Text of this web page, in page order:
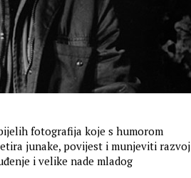
fotografija koje s humorom
junake, povijest i munjeviti razvoj
i velike nade mladog